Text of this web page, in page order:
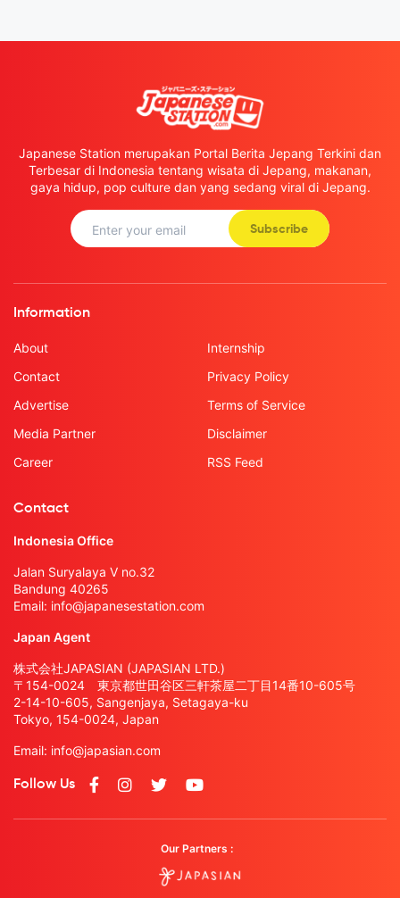
Japanese Station merupakan Portal Berita Jepang Terkini dan
Terbesar di Indonesia tentang wisata di Jepang, makanan,
gaya hidup, pop culture dan yang sedang viral di Jepang.
Subscribe
Information
About
Contact
Advertise
Media Partner
Career
Internship
Privacy Policy
Terms of Service
Disclaimer
RSS Feed
Contact
Indonesia Office
Jalan Suryalaya V no.32
Bandung 40265
Email: info@japanesestation.com
Japan Agent
株式会社JAPASIAN (JAPASIAN LTD.)
〒154-0024 東京都世田谷区三軒茶屋二丁目14番10-605号
2-14-10-605, Sangenjaya, Setagaya-ku
Tokyo, 154-0024, Japan
Email: info@japasian.com
Follow Us
Our Partners :